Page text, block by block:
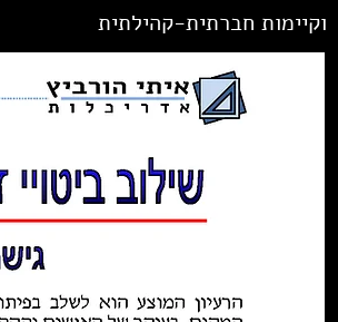
וקיימות חברתית-קהילתית